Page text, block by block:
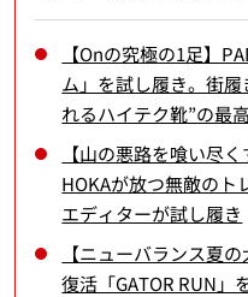
【Onの究極の1足】
ム」を試し履き。街
れるハイテク靴”の最
【山の悪路を喰い尽
HOKAが放つ無敵のト
エディターが試し履き
【ニューバランス夏
復活「GATOR RUN」